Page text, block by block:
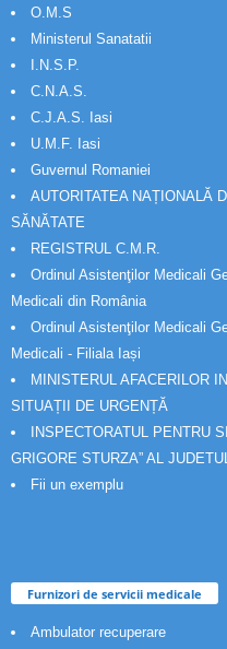
O.M.S
Ministerul Sanatatii
I.N.S.P.
C.N.A.S.
C.J.A.S. Iasi
U.M.F. Iasi
Guvernul Romaniei
AUTORITATEA NAȚIONALĂ
SĂNĂTATE
REGISTRUL C.M.R.
Ordinul Asistenţilor Medicali
Medicali din România
Ordinul Asistenţilor Medicali
Medicali - Filiala Iași
MINISTERUL AFACERILOR
SITUAȚII DE URGENȚĂ
INSPECTORATUL PENTRU
GRIGORE STURZA” AL
Fii un exemplu
Furnizori de servicii medicale
Ambulator recuperare